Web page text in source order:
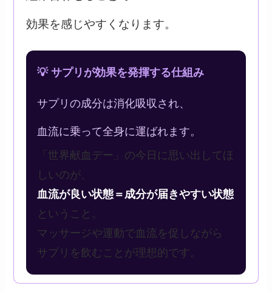
効果を感じやすくなります。
💡 サプリが効果を発揮する仕組み
サプリの成分は消化吸収され、
血流に乗って全身に運ばれます。
「世界献血デー」の今日に思い出してほ
しいのが、
血流が良い状態＝成分が届きやすい状態
ということ。
マッサージや運動で血流を促しながら
サプリを飲むことが理想的です。